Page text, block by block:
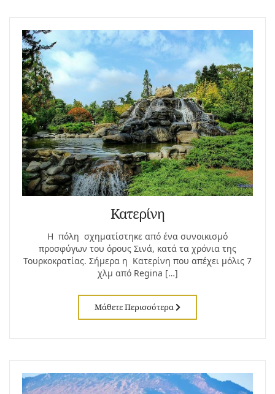
Κατερίνη
Η πόλη σχηματίστηκε από ένα συνοικισμό
προσφύγων του όρους Σινά, κατά τα χρόνια της
Τουρκοκρατίας. Σήμερα η Κατερίνη που απέχει μόλις 7
χλμ από Regina […]
Μάθετε Περισσότερα